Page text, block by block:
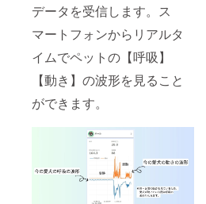
データを受信します。ス
マートフォンからリアルタ
イムでペットの【呼吸】
【動き】の波形を見ること
ができます。